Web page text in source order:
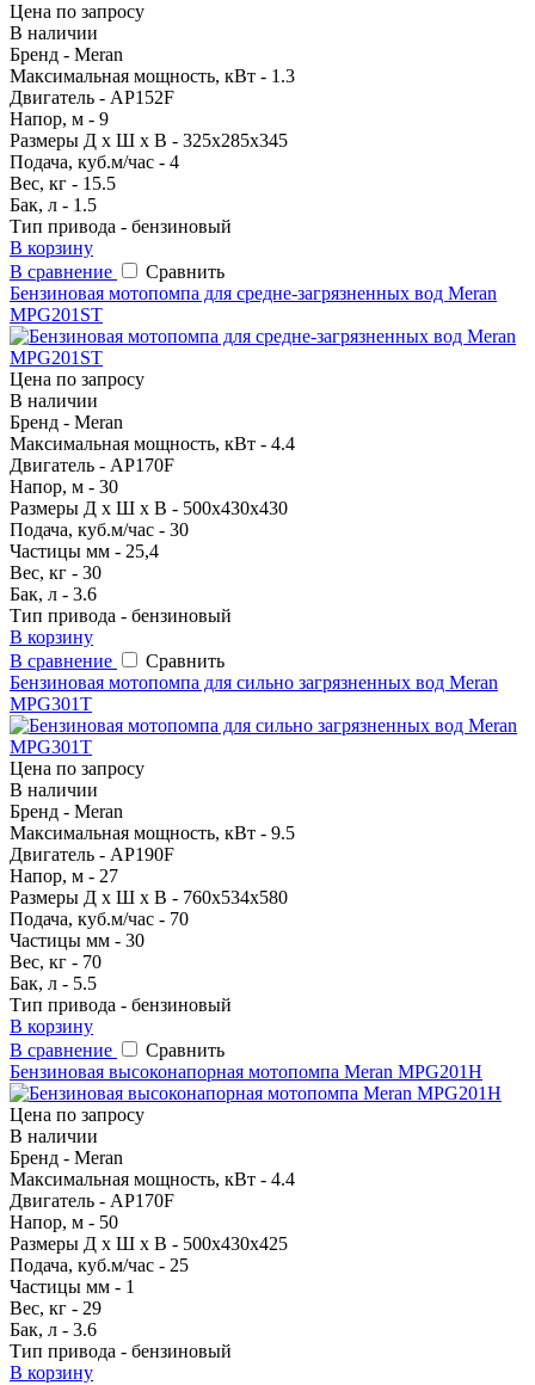
Цена по запросу
В наличии
Бренд - Meran
Максимальная мощность, кВт - 1.3
Двигатель - AP152F
Напор, м - 9
Размеры Д х Ш х В - 325x285x345
Подача, куб.м/час - 4
Вес, кг - 15.5
Бак, л - 1.5
Тип привода - бензиновый
В корзину
В сравнение
Сравнить
Бензиновая мотопомпа для средне-загрязненных вод Meran
MPG201ST
Цена по запросу
В наличии
Бренд - Meran
Максимальная мощность, кВт - 4.4
Двигатель - AP170F
Напор, м - 30
Размеры Д х Ш х В - 500х430х430
Подача, куб.м/час - 30
Частицы мм - 25,4
Вес, кг - 30
Бак, л - 3.6
Тип привода - бензиновый
В корзину
В сравнение
Сравнить
Бензиновая мотопомпа для сильно загрязненных вод Meran
MPG301T
Цена по запросу
В наличии
Бренд - Meran
Максимальная мощность, кВт - 9.5
Двигатель - AP190F
Напор, м - 27
Размеры Д х Ш х В - 760х534х580
Подача, куб.м/час - 70
Частицы мм - 30
Вес, кг - 70
Бак, л - 5.5
Тип привода - бензиновый
В корзину
В сравнение
Сравнить
Бензиновая высоконапорная мотопомпа Meran MPG201H
Цена по запросу
В наличии
Бренд - Meran
Максимальная мощность, кВт - 4.4
Двигатель - AP170F
Напор, м - 50
Размеры Д х Ш х В - 500х430х425
Подача, куб.м/час - 25
Частицы мм - 1
Вес, кг - 29
Бак, л - 3.6
Тип привода - бензиновый
В корзину